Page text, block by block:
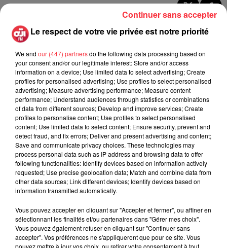
Fil actus
La version réécrite de « Beautiful Day »
interprétée lors des...
Weezer prépare la sortie de son nouvel
album en dévoilant une...
Queens of the Stone Age lance une ligne
téléphonique pour...
Le respect de votre vie privée est notre priorité
We and our (447) partnersdo the following data processing based on
your consent and/or our legitimate interest: Store and/or access
information on a device; Use limited data to select advertising; Create
profiles for personalised advertising; Use profiles to select personalised
advertising; Measure advertising performance; Measure content
performance; Understand audiences through statistics or combinations
of data from different sources; Develop and improve services; Create
profiles to personalise content; Use profiles to select personalised
content; Use limited data to select content; Ensure security, prevent and
detect fraud, and fix errors; Deliver and present advertising and content;
Save and communicate privacy choices. These technologies may
process personal data such as IP address and browsing data to offer
following functionalities: Identify devices based on information actively
requested; Use precise geolocation data; Match and combine data from
other data sources; Link different devices; Identify devices based on
information transmitted automatically.
Vous pouvez accepter en cliquant sur "Accepter et fermer", ou affiner en
sélectionnant les finalités et/ou partenaires dans "Gérer mes choix".
Vous pouvez également refuser en cliquant sur "Continuer sans
accepter". Vos préférences ne s'appliqueront que pour ce site. Vous
pouvez mettre à jour vos choix, ou retirer votre consentement à tout
Continuer sans accepter